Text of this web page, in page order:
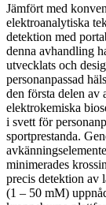
Jämfört med
elektroanalytiska
detektion med
denna avhandling
utvecklats och
personanpassad
den första delen av
elektrokemiska
i svett för
sportprestanda.
minimerades
precis detektion av
(1 – 50 mM)